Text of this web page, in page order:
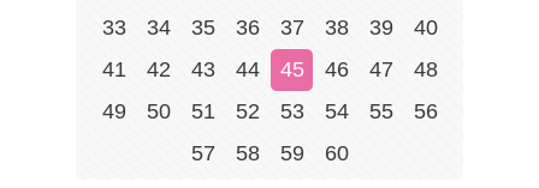
33
34 35 36 37 38 39
40
41
42 43 44 45 46 47
48
49
50 51 52 53 54 55
56
57
58 59 60